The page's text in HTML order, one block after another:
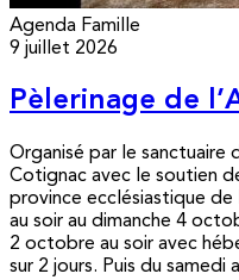
Agenda Famille
9 juillet 2026
Pèlerinage de
Organisé par le sanctuaire
Cotignac avec le soutien
province ecclésiastique
au soir au dimanche 4
2 octobre au soir avec
sur 2 jours. Puis du samedi